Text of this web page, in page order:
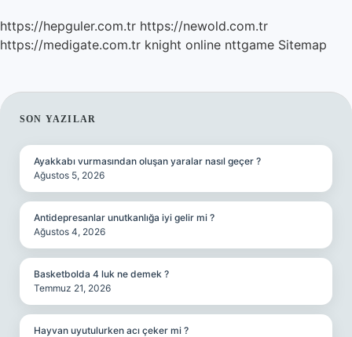
https://hepguler.com.tr https://newold.com.tr
https://medigate.com.tr knight online nttgame Sitemap
SIDEBAR
SON YAZILAR
Ayakkabı vurmasından oluşan yaralar nasıl geçer ?
Ağustos 5, 2026
Antidepresanlar unutkanlığa iyi gelir mi ?
Ağustos 4, 2026
Basketbolda 4 luk ne demek ?
Temmuz 21, 2026
Hayvan uyutulurken acı çeker mi ?